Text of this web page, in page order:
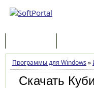
Программы для Windows »
Скачать